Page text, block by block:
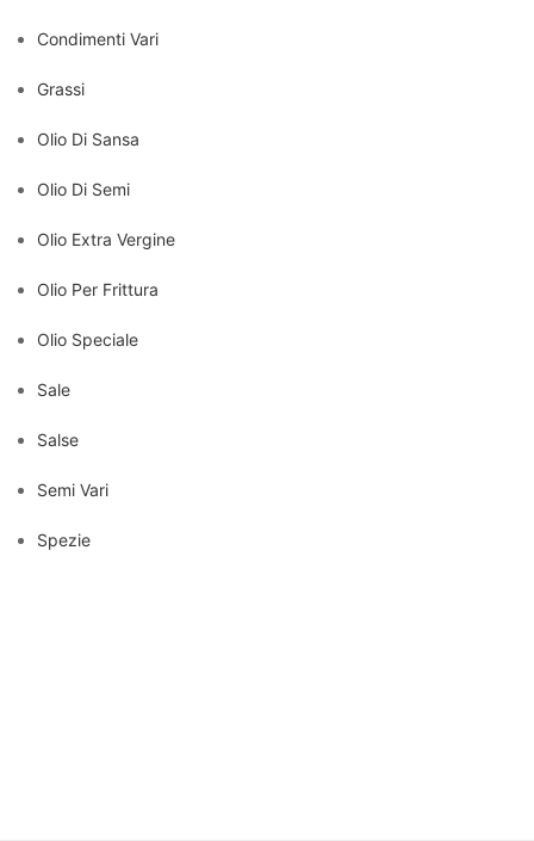
Condimenti Vari
Grassi
Olio Di Sansa
Olio Di Semi
Olio Extra Vergine
Olio Per Frittura
Olio Speciale
Sale
Salse
Semi Vari
Spezie